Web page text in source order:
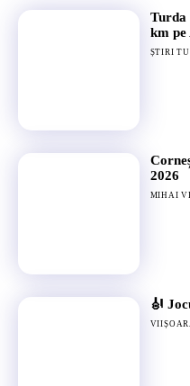
Turda
km pe
ȘTIRI
2026
MIHAI
🎻